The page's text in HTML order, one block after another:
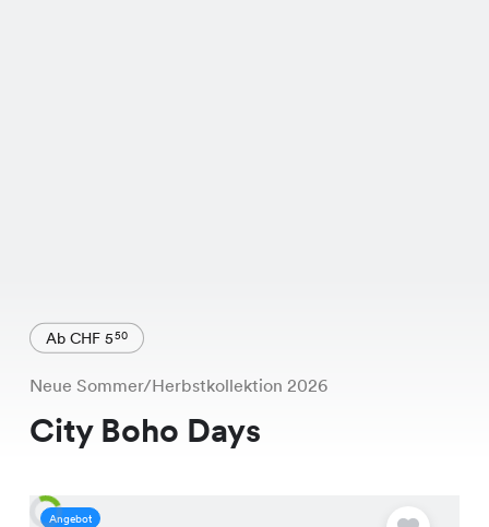
Ab CHF 550
Neue Sommer/Herbstkollektion 2026
City Boho Days
Angebot